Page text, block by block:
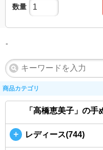
数量
-
商品カテゴリ
「高橋恵美子」の
＋ レディース(744)